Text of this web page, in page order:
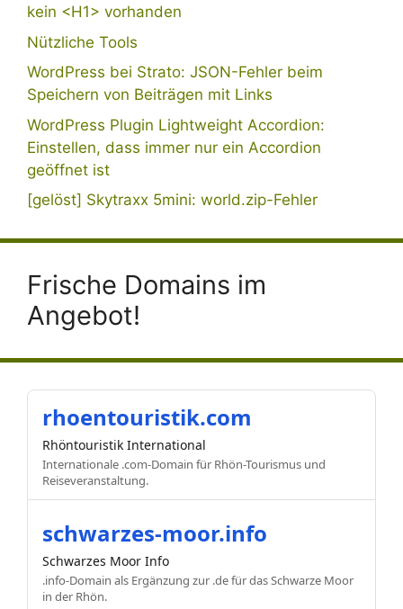
kein <H1> vorhanden
Nützliche Tools
WordPress bei Strato: JSON-Fehler beim
Speichern von Beiträgen mit Links
WordPress Plugin Lightweight Accordion:
Einstellen, dass immer nur ein Accordion
geöffnet ist
[gelöst] Skytraxx 5mini: world.zip-Fehler
Frische Domains im
Angebot!
rhoentouristik.com
Rhöntouristik International
Internationale .com-Domain für Rhön-Tourismus und
Reiseveranstaltung.
schwarzes-moor.info
Schwarzes Moor Info
.info-Domain als Ergänzung zur .de für das Schwarze Moor
in der Rhön.